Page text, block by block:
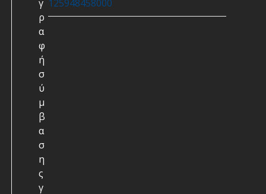
125948458000
γ
ρ
α
φ
ή
σ
ύ
μ
β
α
σ
η
ς
γ